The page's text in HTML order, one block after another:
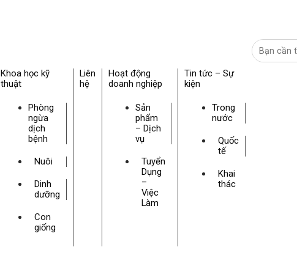
Khoa học kỹ
thuật
Phòng
ngừa
dịch
bệnh
Nuôi
Dinh
dưỡng
Con
giống
Liên
hệ
Hoạt động
doanh nghiệp
Sản
phẩm
– Dịch
vụ
Tuyển
Dụng
–
Việc
Làm
Tin tức – Sự
kiện
Trong
nước
Quốc
tế
Khai
thác